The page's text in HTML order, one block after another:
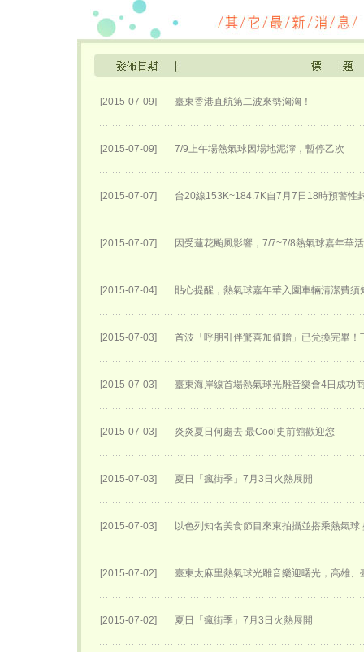
[2015-07-09] 臺東香港直航第二波來勢洶洶！
[2015-07-09] 7/9上午場熱氣球因場地泥濘，暫停乙次
[2015-07-07] 台20線153K~184.7K自7月7日18時預警性
[2015-07-07] 因受蓮花颱風影響，7/7~7/8熱氣球嘉年華
[2015-07-04] 貼心提醒，熱氣球嘉年華入園車輛清潔費須
[2015-07-03] 首波「呼朋引伴驚喜加值贈」已兌換完畢！
[2015-07-03] 臺東海岸線首場熱氣球光雕音樂會4日成功
[2015-07-03] 炎炎夏日何處去 最Cool史前館歡迎您
[2015-07-03] 夏日「瘋街季」7月3日火熱展開
[2015-07-03] 以色列知名美食節目來東拍攝並搭乘熱氣球
[2015-07-02] 臺東太麻里熱氣球光雕音樂迎曙光，高雄
[2015-07-02] 夏日「瘋街季」7月3日火熱展開